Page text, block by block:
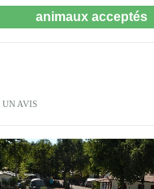
animaux acceptés
UN AVIS